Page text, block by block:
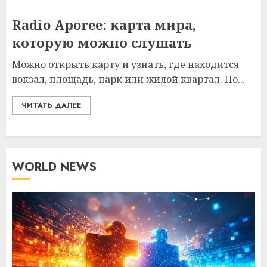
Radio Aporee: карта мира,
которую можно слушать
Можно открыть карту и узнать, где находится
вокзал, площадь, парк или жилой квартал. Но...
ЧИТАТЬ ДАЛЕЕ
WORLD NEWS